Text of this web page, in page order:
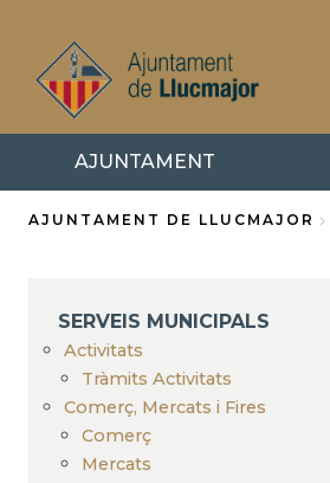
Inhalt
AJUNTAMENT
AJUNTAMENT DE LLUCMAJOR
SERVEIS MUNICIPALS
Activitats
Tràmits Activitats
Comerç, Mercats i Fires
Comerç
Mercats